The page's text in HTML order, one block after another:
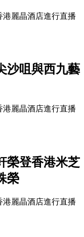
港麗晶酒店進行直播
沙咀與西九藝
港麗晶酒店進行直播
榮登香港米芝
榮
港麗晶酒店進行直播